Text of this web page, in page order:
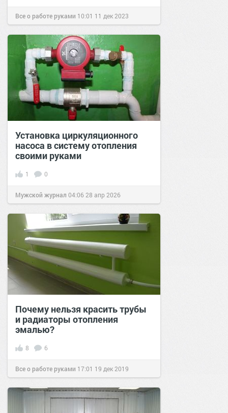
Все о работе руками 10:01 11 дек 2023
Установка циркуляционного
насоса в систему отопления
своими руками
1 0
Мужской журнал 04:06 28 апр 2026
Почему нельзя красить трубы
и радиаторы отопления
эмалью?
8 6
Все о работе руками 17:01 19 дек 2019